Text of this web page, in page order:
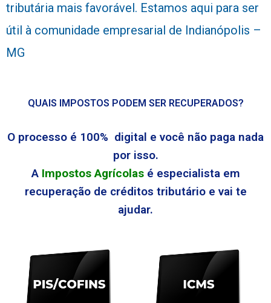
tributária mais favorável. Estamos aqui para ser
útil à comunidade empresarial de Indianópolis –
MG
QUAIS IMPOSTOS PODEM SER RECUPERADOS?
O processo é 100% digital e você não paga nada
por isso.
A Impostos Agrícolasé especialista em
recuperação de créditos tributário e vai te
ajudar.